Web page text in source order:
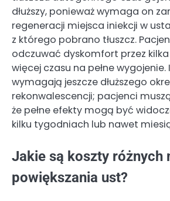
dłuższy, ponieważ wymaga on
regeneracji miejsca iniekcji w
z którego pobrano tłuszcz.
odczuwać dyskomfort przez
więcej czasu na pełne
wymagają jeszcze dłuższego
rekonwalescencji; pacjenci
że pełne efekty mogą być
kilku tygodniach lub nawet
Jakie są koszty różnych
powiększania ust?